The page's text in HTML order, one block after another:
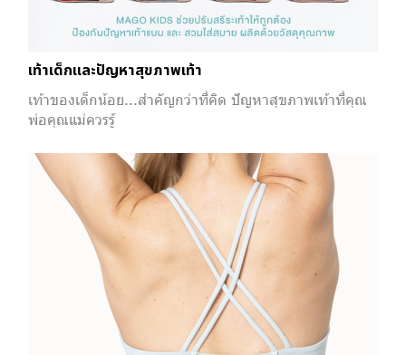
เท้าเด็กและปัญหาสุขภาพเท้า
เท้าของเด็กน้อย...สำคัญกว่าที่คิด ปัญหาสุขภาพเท้าที่คุณ
พ่อคุณแม่ควรรู้